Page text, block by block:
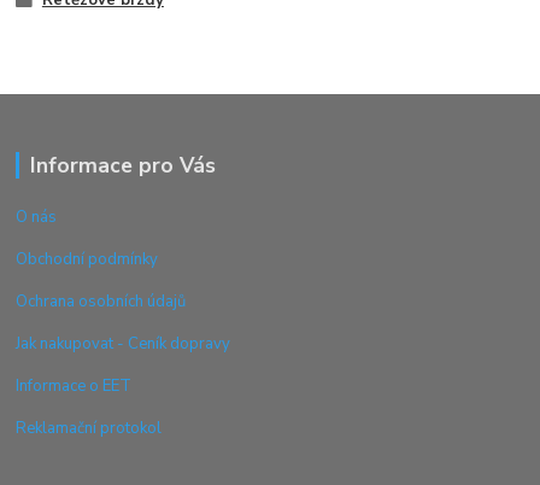
Informace pro Vás
O nás
Obchodní podmínky
Ochrana osobních údajů
Jak nakupovat - Ceník dopravy
Informace o EET
Reklamační protokol